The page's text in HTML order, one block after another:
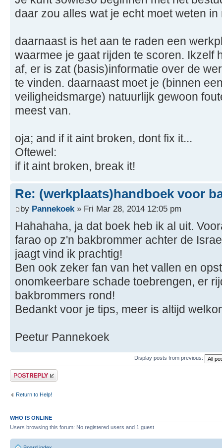
daar zou alles wat je echt moet weten in
daarnaast is het aan te raden een
waarmee je gaat rijden te scoren. Ikzelf
af, er is zat (basis)informatie over de
te vinden. daarnaast moet je (binnen
veiligheidsmarge) natuurlijk gewoon
meest van.
oja; and if it aint broken, dont fix it...
Oftewel:
if it aint broken, break it!
Re: (werkplaats)handboek voor
by Pannekoek » Fri Mar 28, 2014 12:05 pm
Hahahaha, ja dat boek heb ik al uit.
farao op z'n bakbrommer achter de
jaagt vind ik prachtig!
Ben ook zeker fan van het vallen en
onomkeerbare schade toebrengen, er
bakbrommers rond!
Bedankt voor je tips, meer is altijd
Peetur Pannekoek
Display posts from previous:
Post a reply
Return to Help!
WHO IS ONLINE
Users browsing this forum: No registered users and 1 guest